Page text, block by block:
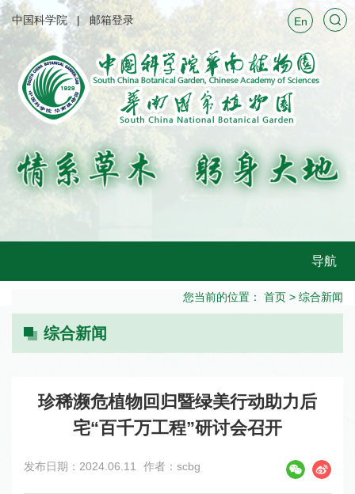
中国科学院 邮箱登录 En
导航
您当前的位置： 首页 > 综合新闻
综合新闻
珍稀濒危植物回归暨绿美行动助力后
宅“百千万工程”研讨会召开
发布日期：2024.06.11 作者：scbg